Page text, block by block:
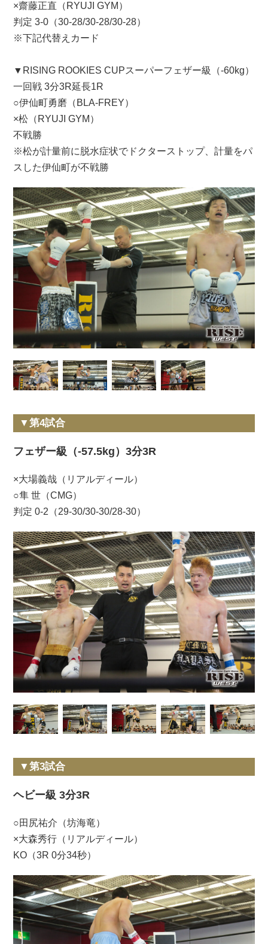
×齋藤正直（RYUJI GYM）
判定 3-0（30-28/30-28/30-28）
※下記代替えカード
▼RISING ROOKIES CUPスーパーフェザー級（-60kg）
一回戦 3分3R延長1R
○伊仙町勇磨（BLA-FREY）
×松（RYUJI GYM）
不戦勝
※松が計量前に脱水症状でドクターストップ、計量をパ
スした伊仙町が不戦勝
▼第4試合
フェザー級（-57.5kg）3分3R
×大場義哉（リアルディール）
○隼 世（CMG）
判定 0-2（29-30/30-30/28-30）
▼第3試合
ヘビー級 3分3R
○田尻祐介（坊海竜）
×大森秀行（リアルディール）
KO（3R 0分34秒）